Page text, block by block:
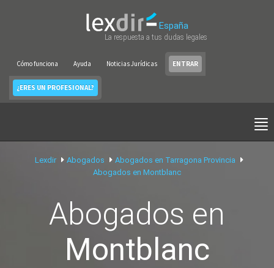
España
La respuesta a tus dudas legales
Cómo funciona Ayuda Noticias Jurídicas ENTRAR
¿ERES UN PROFESIONAL?
Lexdir Abogados
Abogados en Tarragona Provincia
Abogados en Montblanc
Abogados en
Montblanc